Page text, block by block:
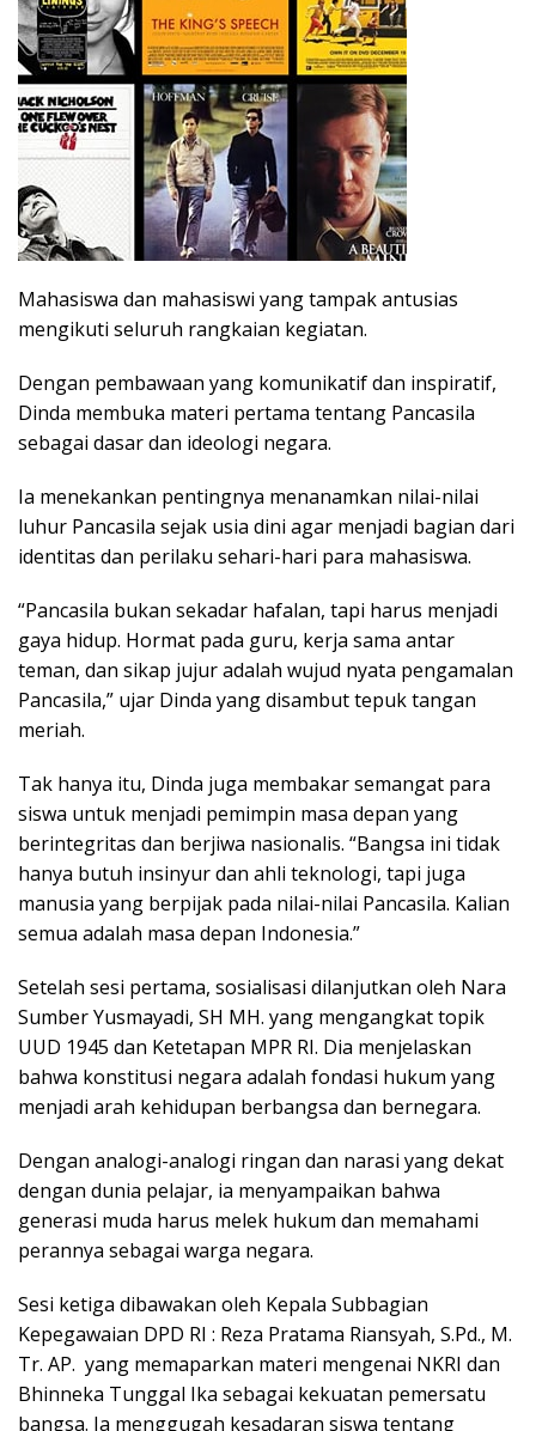
Mahasiswa dan mahasiswi yang tampak antusias
mengikuti seluruh rangkaian kegiatan.
Dengan pembawaan yang komunikatif dan inspiratif,
Dinda membuka materi pertama tentang Pancasila
sebagai dasar dan ideologi negara.
Ia menekankan pentingnya menanamkan nilai-nilai
luhur Pancasila sejak usia dini agar menjadi bagian dari
identitas dan perilaku sehari-hari para mahasiswa.
“Pancasila bukan sekadar hafalan, tapi harus menjadi
gaya hidup. Hormat pada guru, kerja sama antar
teman, dan sikap jujur adalah wujud nyata pengamalan
Pancasila,” ujar Dinda yang disambut tepuk tangan
meriah.
Tak hanya itu, Dinda juga membakar semangat para
siswa untuk menjadi pemimpin masa depan yang
berintegritas dan berjiwa nasionalis. “Bangsa ini tidak
hanya butuh insinyur dan ahli teknologi, tapi juga
manusia yang berpijak pada nilai-nilai Pancasila. Kalian
semua adalah masa depan Indonesia.”
Setelah sesi pertama, sosialisasi dilanjutkan oleh Nara
Sumber Yusmayadi, SH MH. yang mengangkat topik
UUD 1945 dan Ketetapan MPR RI. Dia menjelaskan
bahwa konstitusi negara adalah fondasi hukum yang
menjadi arah kehidupan berbangsa dan bernegara.
Dengan analogi-analogi ringan dan narasi yang dekat
dengan dunia pelajar, ia menyampaikan bahwa
generasi muda harus melek hukum dan memahami
perannya sebagai warga negara.
Sesi ketiga dibawakan oleh Kepala Subbagian
Kepegawaian DPD RI : Reza Pratama Riansyah, S.Pd., M.
Tr. AP. yang memaparkan materi mengenai NKRI dan
Bhinneka Tunggal Ika sebagai kekuatan pemersatu
bangsa. Ia menggugah kesadaran siswa tentang